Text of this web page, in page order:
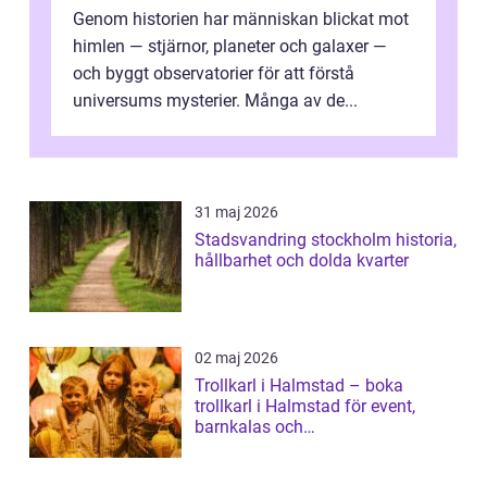
Genom historien har människan blickat mot
himlen — stjärnor, planeter och galaxer —
och byggt observatorier för att förstå
universums mysterier. Många av de...
31 maj 2026
Stadsvandring stockholm historia,
hållbarhet och dolda kvarter
02 maj 2026
Trollkarl i Halmstad – boka
trollkarl i Halmstad för event,
barnkalas och